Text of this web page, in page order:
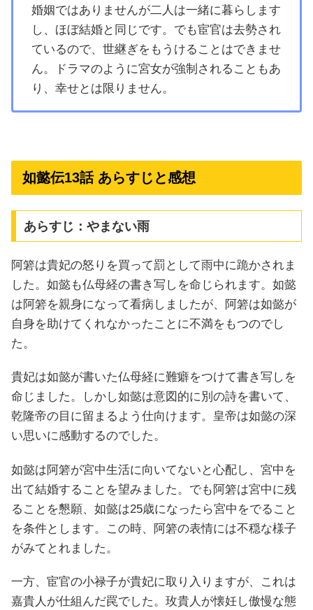
婚姻ではありませんが二人は一緒に暮らします
し、ほぼ結婚と同じです。でも宦官は去勢され
ているので、世継ぎをもうけることはできませ
ん。ドラマのように宮女が強制されることもあ
り、幸せとは限りません。
如懿伝13話 あらすじと感想
あらすじ：やまない雨
阿箬は貴妃の怒りを買って罰として雨中に跪かされま
した。如懿も仏母経の書き写しを命じられます。如懿
は阿箬を親身になって看病しましたが、阿箬は如懿が
自身を助けてくれなかったことに不満をもつのでし
た。
貴妃は如懿が書いた仏母経に難癖をつけて書き写しを
命じました。しかし如懿は意図的に別の詩を書いて、
乾隆帝の目に留まるよう仕向けます。皇帝は如懿の深
い思いに感動するのでした。
如懿は阿箬が宮中生活に向いてないと心配し、宮中を
出て結婚することを望みました。でも阿箬は宮中に残
ることを懇願、如懿は25歳になったら宮中をでること
を条件とします。この時、阿箬の表情には不穏な様子
がみてとれました。
一方、宦官の小禄子が貴妃に取り入りますが、これは
嘉貴人が仕組んだ罠でした。玫貴人が懐妊し傲慢な態